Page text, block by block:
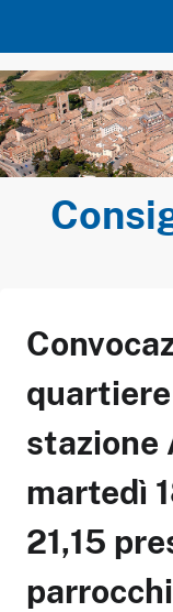
quartiere
stazione
martedì
21,15